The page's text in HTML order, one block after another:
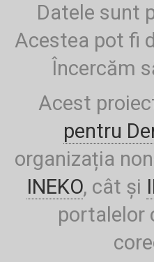
Datele sunt
Acestea pot fi
Încercăm
Acest
pentru
organizația
INEKO, cât și
portalelor